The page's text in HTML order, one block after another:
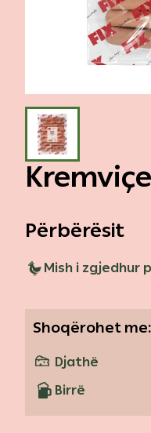
Galeria
Evente
Kontakt
Përbërësit
Mish i zgjedhur
Shoqërohet me:
Djathë
Birrë